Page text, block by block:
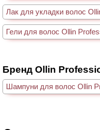
Лак для укладки волос
Гели для волос Ollin
Бренд Ollin
Шампуни для волос Ollin